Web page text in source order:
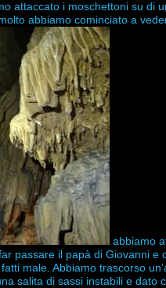
attaccato i moschettoni su di
abbiamo cominciato a
abbiamo
passare il papà di Giovanni
male. Abbiamo trascorso
salita di sassi instabili e